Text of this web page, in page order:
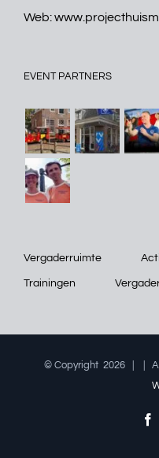
Web:
EVENT PARTNERS
Vergaderruimte
Trainingen
© Copyright 2026 |
|